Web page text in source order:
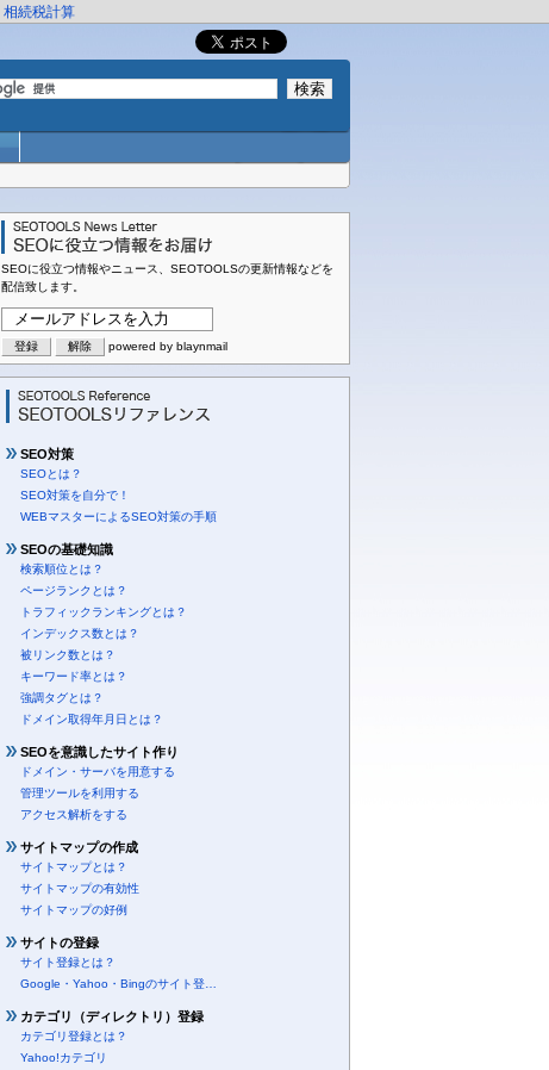
相続税計算
SEOに役立つ情報やニュース、SEOTOOLSの更新情報などを
配信致します。
powered by blaynmail
SEO対策
SEOとは？
SEO対策を自分で！
WEBマスターによるSEO対策の手順
SEOの基礎知識
検索順位とは？
ページランクとは？
トラフィックランキングとは？
インデックス数とは？
被リンク数とは？
キーワード率とは？
強調タグとは？
ドメイン取得年月日とは？
SEOを意識したサイト作り
ドメイン・サーバを用意する
管理ツールを利用する
アクセス解析をする
サイトマップの作成
サイトマップとは？
サイトマップの有効性
サイトマップの好例
サイトの登録
サイト登録とは？
Google・Yahoo・Bingのサイト登…
カテゴリ（ディレクトリ）登録
カテゴリ登録とは？
Yahoo!カテゴリ